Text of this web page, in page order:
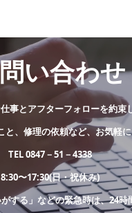
い合わせ
事とアフターフォローを約束
、修理の依頼など、お気軽に
TEL 0847－51－4338
8:30〜17:30(日・祝休み)
する」などの緊急時は、24時